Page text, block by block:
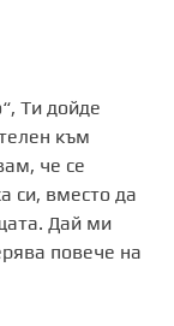
Ти дойде
към
че се
си, вместо да
Дай ми
повече на